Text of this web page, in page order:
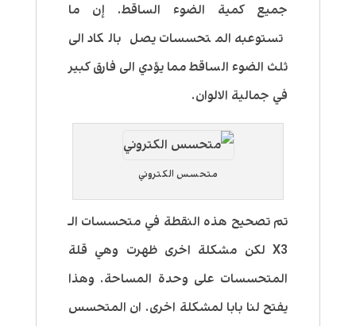
جميع كمية الضوء الساقط. إن ما
تستوعبه المتحسسات يصل بالكاد الى
ثلث الضوء الساقط مما يؤدي الى فارق كبير
في جمالية الالوان.
متحسس الكتروني
تم تصحيح هذه النقطة في متحسسات الـ
X3 لكن مشكلة اخرى ظهرت وهي قلة
المتحسسات على وحدة المساحة. وهذا
يفتح لنا بابا لمشكلة اخرى. ان المتحسس